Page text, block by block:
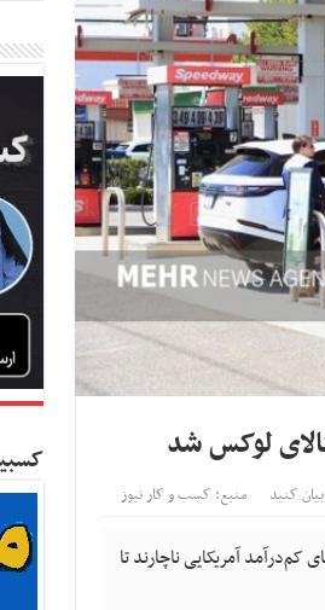
لوکس شد
کنید منبع: کسب و کار نیوز
بنزین، خانوارهای کم‌درآمد آمریکایی ناچارند تا